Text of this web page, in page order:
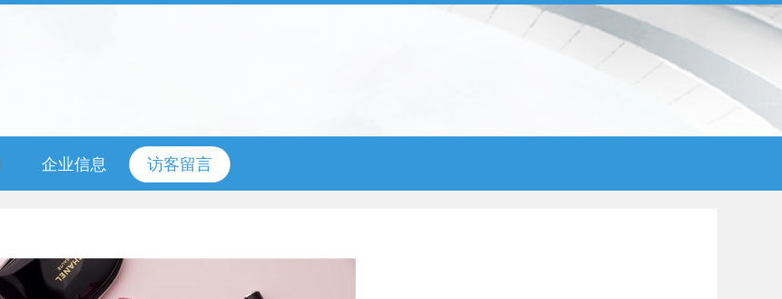
企业信息 访客留言